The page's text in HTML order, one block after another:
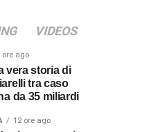
VIDEOS
ore ago
tra caso
da 35 miliardi
12 ore ago